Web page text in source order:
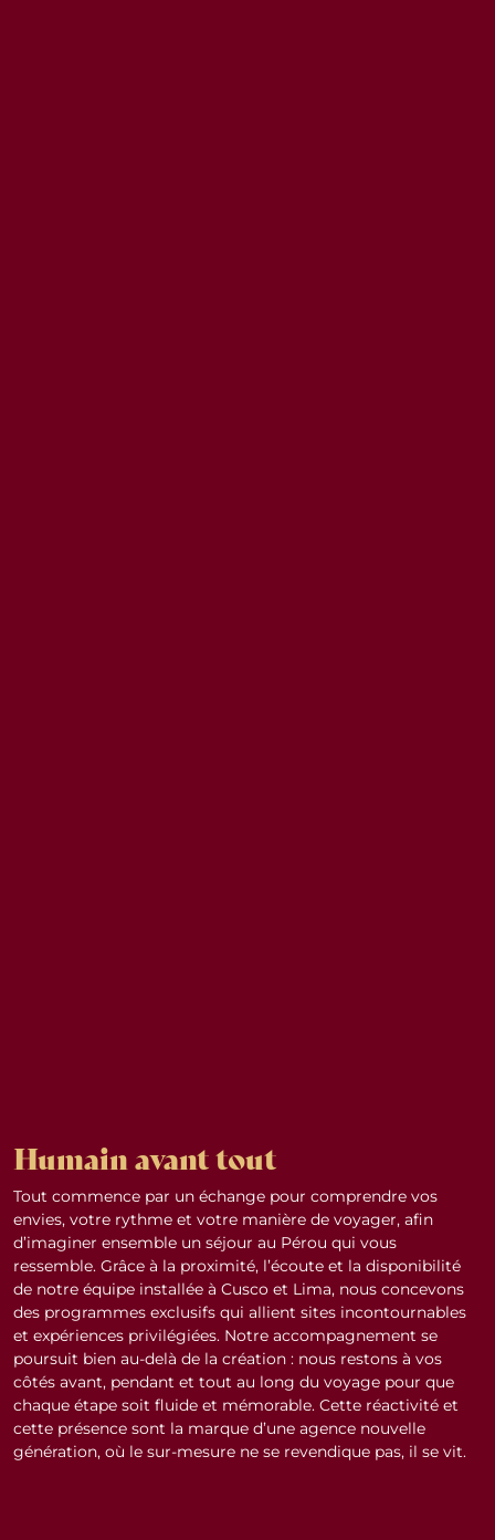
Humain avant tout
Tout commence par un échange pour comprendre vos
envies, votre rythme et votre manière de voyager, afin
d’imaginer ensemble un séjour au Pérou qui vous
ressemble. Grâce à la proximité, l’écoute et la disponibilité
de notre équipe installée à Cusco et Lima, nous concevons
des programmes exclusifs qui allient sites incontournables
et expériences privilégiées. Notre accompagnement se
poursuit bien au-delà de la création : nous restons à vos
côtés avant, pendant et tout au long du voyage pour que
chaque étape soit fluide et mémorable. Cette réactivité et
cette présence sont la marque d’une agence nouvelle
génération, où le sur-mesure ne se revendique pas, il se vit.